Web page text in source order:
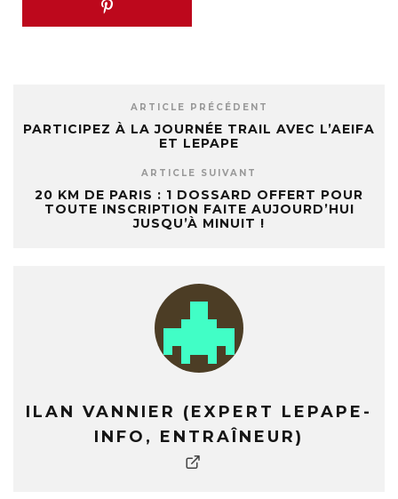
ARTICLE PRÉCÉDENT
PARTICIPEZ À LA JOURNÉE TRAIL AVEC L’AEIFA
ET LEPAPE
ARTICLE SUIVANT
20 KM DE PARIS : 1 DOSSARD OFFERT POUR
TOUTE INSCRIPTION FAITE AUJOURD’HUI
JUSQU’À MINUIT !
ILAN VANNIER (EXPERT LEPAPE-
INFO, ENTRAÎNEUR)